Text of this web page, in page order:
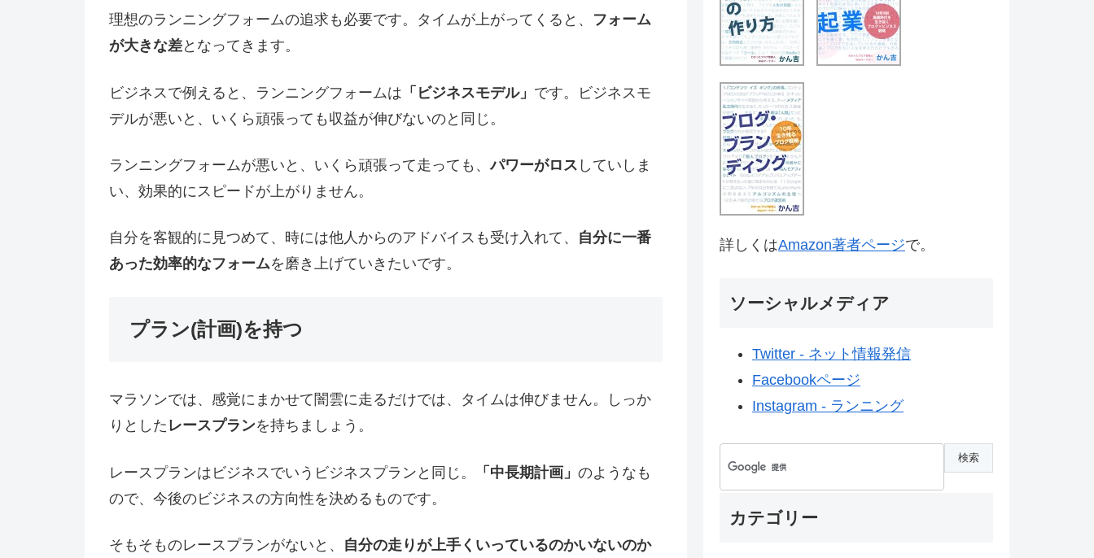
理想のランニングフォームの追求も必要です。タイムが上がってくると、 フォーム
が大きな差となってきます。
ビジネスで例えると、ランニングフォームは 「ビジネスモデル」 です。ビジネスモ
デルが悪いと、いくら頑張っても収益が伸びないのと同じ。
ランニングフォームが悪いと、いくら頑張って走っても、パワーがロス していしま
い、効果的にスピードが上がりません。
自分を客観的に見つめて、時には他人からのアドバイスも受け入れて、 自分に一番
あった効率的なフォームを磨き上げていきたいです。
プラン(計画)を持つ
マラソンでは、感覚にまかせて闇雲に走るだけでは、タイムは伸びません。しっか
りとした レースプランを持ちましょう。
レースプランはビジネスでいうビジネスプランと同じ。 「中長期計画」 のようなも
ので、今後のビジネスの方向性を決めるものです。
そもそものレースプランがないと、 自分の走りが上手くいっているのかいないのか
詳しくはAmazon著者ページで。
ソーシャルメディア
Twitter - ネット情報発信
Facebookページ
Instagram - ランニング
カテゴリー